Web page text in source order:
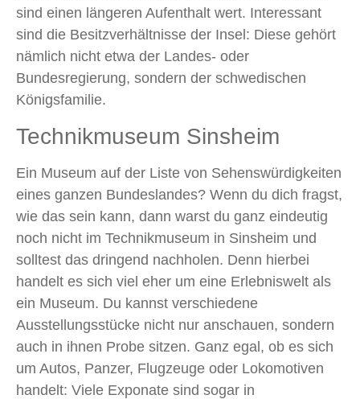
sind einen längeren Aufenthalt wert. Interessant
sind die Besitzverhältnisse der Insel: Diese gehört
nämlich nicht etwa der Landes- oder
Bundesregierung, sondern der schwedischen
Königsfamilie.
Technikmuseum Sinsheim
Ein Museum auf der Liste von Sehenswürdigkeiten
eines ganzen Bundeslandes? Wenn du dich fragst,
wie das sein kann, dann warst du ganz eindeutig
noch nicht im Technikmuseum in Sinsheim und
solltest das dringend nachholen. Denn hierbei
handelt es sich viel eher um eine Erlebniswelt als
ein Museum. Du kannst verschiedene
Ausstellungsstücke nicht nur anschauen, sondern
auch in ihnen Probe sitzen. Ganz egal, ob es sich
um Autos, Panzer, Flugzeuge oder Lokomotiven
handelt: Viele Exponate sind sogar in